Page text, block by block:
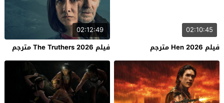
02:10:45
فيلم Hen 2026 مترجم
02:12:49
فيلم The Truthers 2026 مترجم